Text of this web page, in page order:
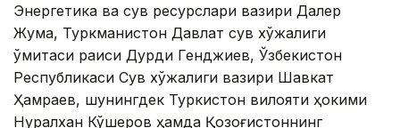
Энергетика ва сув ресурслари вазири Далер
Жума, Туркманистон Давлат сув хўжалиги
қўмитаси раиси Дурди Генджиев, Ўзбекистон
Республикаси Сув хўжалиги вазири Шавкат
Ҳамраев, шунингдек Туркистон вилояти ҳокими
Нуралхан Кўшеров ҳамда Қозоғистоннинг